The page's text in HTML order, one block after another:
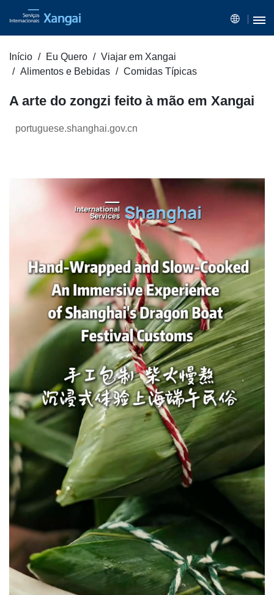
Início Eu Quero
Viajar em Xangai
Alimentos e Bebidas
Comidas Típicas
A arte do zongzi feito à mão em Xangai
portuguese.shanghai.gov.cn